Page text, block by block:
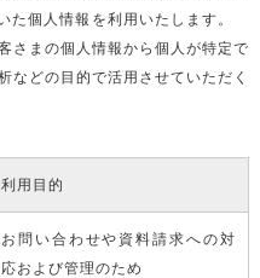
個人情報を利用いたします。
さまの個人情報から個人が特定で
などの目的で活用させていただく
利用目的
お問い合わせや資料請求への対
応および管理のため